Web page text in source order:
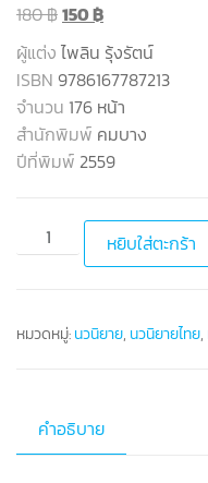
180฿150฿
ผู้แต่ง ไพลิน รุ้งรัตน์
ISBN 9786167787213
จำนวน 176 หน้า
สำนักพิมพ์ คมบาง
ปีที่พิมพ์ 2559
หยิบใส่ตะกร้า
หมวดหมู่:นวนิยาย, นวนิยายไทย,
คำอธิบาย